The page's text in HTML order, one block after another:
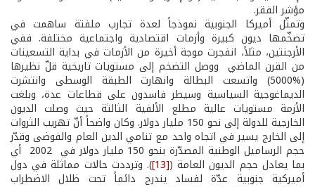
مؤشر الفقر.
وتمثّل أميركا الجنوبية نموذجاً لعدة تجارب ملفتة ساهمت في
تضخّمها ديون كبيرة وأزمات اقتصادية واجتماعية مختلفة. ففي
الأرجنتين، مثلاً، انفجرت موجة أخيرة من الأزمات في بداية التسعينات
من القرن الماضي ووصل التضخم إلى مستويات تاريخية قلّ نظيرها
(%5000) واتسعت البطالة وانهارت الطبقة الوسطى وانتشرت
الديماغوجية السياسية وسيطر فاسدون على قطاعات عدة، وبلغت
الأزمة مستويات عالية مطلع الألفية الثالثة حيث وصلت الديون
الخارجية للدولة إلى نحو 150 مليار دولار. وكان واضحاً أنّ تهريب الثروات
إلى الخارج يسير في اتجاه واحد مع تنامي الدين العام والفوضى وقدّر
حجم الرساميل الوطنية المصدّرة بنحو 150 مليار دولار في 2002 أي
بما يعادل حجم الديون العامة ([13] ). وترددت حالات مماثلة في دول
أميركية جنوبية عدّة لفساد يندرج دائماً تحت ظلال الاضطراب